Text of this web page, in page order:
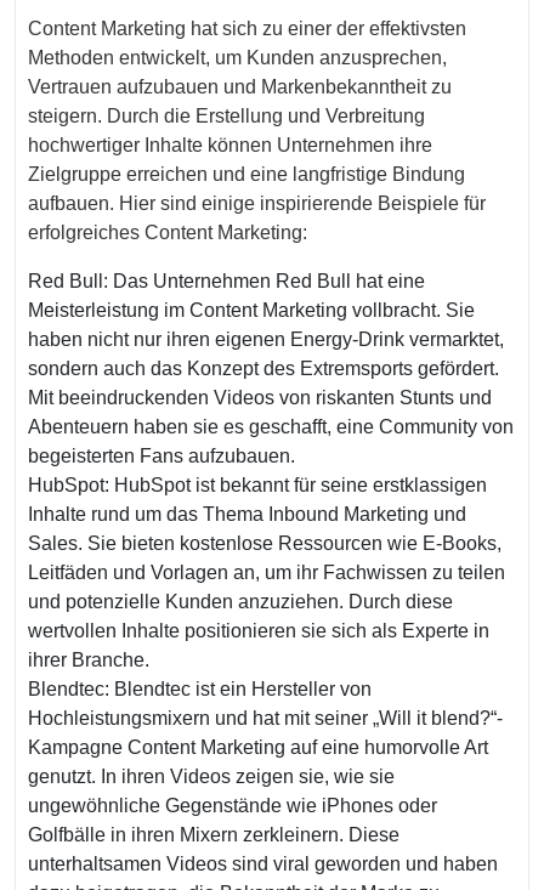
Content Marketing hat sich zu einer der effektivsten
Methoden entwickelt, um Kunden anzusprechen,
Vertrauen aufzubauen und Markenbekanntheit zu
steigern. Durch die Erstellung und Verbreitung
hochwertiger Inhalte können Unternehmen ihre
Zielgruppe erreichen und eine langfristige Bindung
aufbauen. Hier sind einige inspirierende Beispiele für
erfolgreiches Content Marketing:
Red Bull: Das Unternehmen Red Bull hat eine
Meisterleistung im Content Marketing vollbracht. Sie
haben nicht nur ihren eigenen Energy-Drink vermarktet,
sondern auch das Konzept des Extremsports gefördert.
Mit beeindruckenden Videos von riskanten Stunts und
Abenteuern haben sie es geschafft, eine Community von
begeisterten Fans aufzubauen.
HubSpot: HubSpot ist bekannt für seine erstklassigen
Inhalte rund um das Thema Inbound Marketing und
Sales. Sie bieten kostenlose Ressourcen wie E-Books,
Leitfäden und Vorlagen an, um ihr Fachwissen zu teilen
und potenzielle Kunden anzuziehen. Durch diese
wertvollen Inhalte positionieren sie sich als Experte in
ihrer Branche.
Blendtec: Blendtec ist ein Hersteller von
Hochleistungsmixern und hat mit seiner „Will it blend?“-
Kampagne Content Marketing auf eine humorvolle Art
genutzt. In ihren Videos zeigen sie, wie sie
ungewöhnliche Gegenstände wie iPhones oder
Golfbälle in ihren Mixern zerkleinern. Diese
unterhaltsamen Videos sind viral geworden und haben